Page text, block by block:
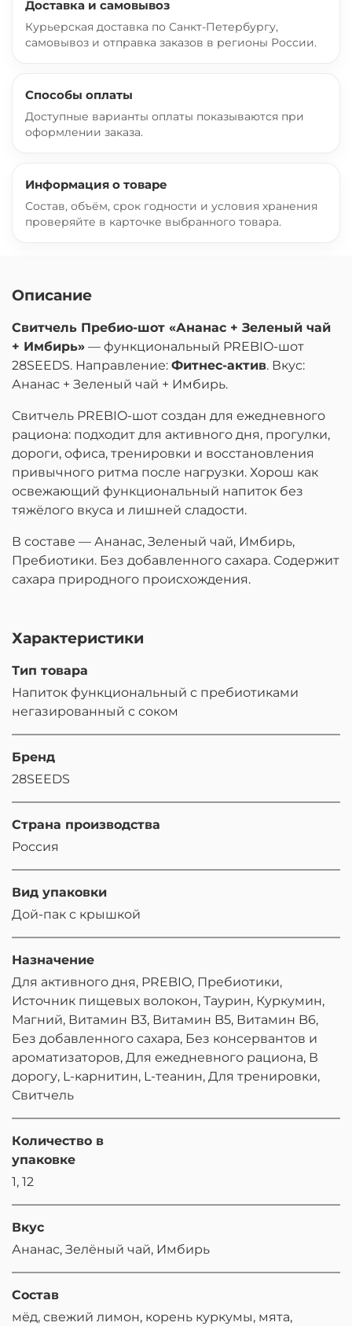
Доставка и самовывоз
Курьерская доставка по Санкт-Петербургу,
самовывоз и отправка заказов в регионы России.
Способы оплаты
Доступные варианты оплаты показываются при
оформлении заказа.
Информация о товаре
Состав, объём, срок годности и условия хранения
проверяйте в карточке выбранного товара.
Описание
Свитчель Пребио-шот «Ананас + Зеленый чай
+ Имбирь» — функциональный PREBIO-шот
28SEEDS. Направление: Фитнес-актив. Вкус:
Ананас + Зеленый чай + Имбирь.
Свитчель PREBIO-шот создан для ежедневного
рациона: подходит для активного дня, прогулки,
дороги, офиса, тренировки и восстановления
привычного ритма после нагрузки. Хорош как
освежающий функциональный напиток без
тяжёлого вкуса и лишней сладости.
В составе — Ананас, Зеленый чай, Имбирь,
Пребиотики. Без добавленного сахара. Содержит
сахара природного происхождения.
Характеристики
Тип товара
Напиток функциональный с пребиотиками
негазированный с соком
Бренд
28SEEDS
Страна производства
Россия
Вид упаковки
Дой-пак с крышкой
Назначение
Для активного дня, PREBIO, Пребиотики,
Источник пищевых волокон, Таурин, Куркумин,
Магний, Витамин B3, Витамин B5, Витамин B6,
Без добавленного сахара, Без консервантов и
ароматизаторов, Для ежедневного рациона, В
дорогу, L-карнитин, L-теанин, Для тренировки,
Свитчель
Количество в
упаковке
1, 12
Вкус
Ананас, Зелёный чай, Имбирь
Состав
мёд, свежий лимон, корень куркумы, мята,